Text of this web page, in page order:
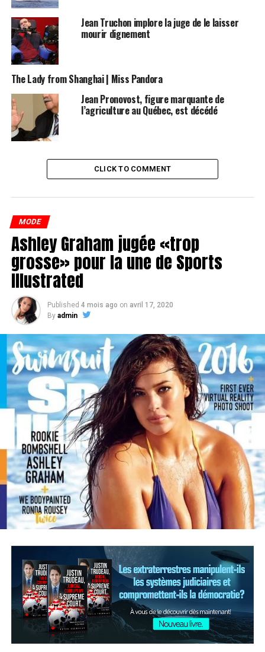
UP NEXT
Les aventuriers de Kids on the Moon
DON'T MISS
Bobo Choses – To Make a Garden
Jean Truchon implore la juge de le laisser
mourir dignement
The Lady from Shanghai | Miss Pandora
Jean Pronovost, figure marquante de
l’agriculture au Québec, est décédé
CLICK TO COMMENT
MODE
Ashley Graham jugée «trop
grosse» pour la une de Sports
Illustrated
Published 4 mois ago on avril 17, 2020
By admin